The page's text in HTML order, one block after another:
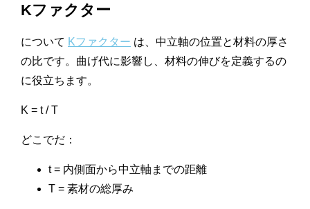
Kファクター
について Kファクター は、中立軸の位置と材料の厚さ
の比です。曲げ代に影響し、材料の伸びを定義するの
に役立ちます。
K = t / T
どこでだ：
t = 内側面から中立軸までの距離
T = 素材の総厚み